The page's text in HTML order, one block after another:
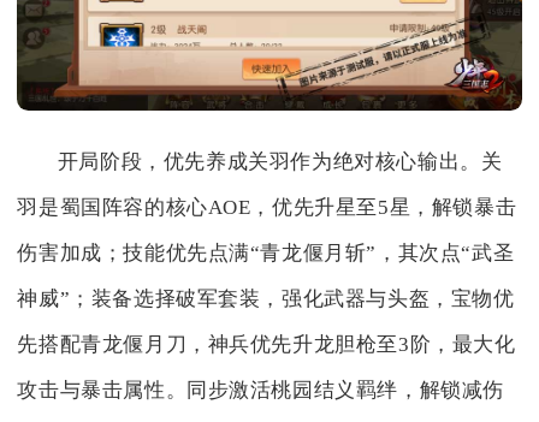
开局阶段，优先养成关羽作为绝对核心输出。关
羽是蜀国阵容的核心AOE，优先升星至5星，解锁暴击
伤害加成；技能优先点满“青龙偃月斩”，其次点“武圣
神威”；装备选择破军套装，强化武器与头盔，宝物优
先搭配青龙偃月刀，神兵优先升龙胆枪至3阶，最大化
攻击与暴击属性。同步激活桃园结义羁绊，解锁减伤